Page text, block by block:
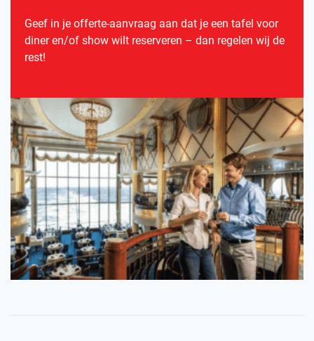
Geef in je offerte-aanvraag aan dat je een tafel voor
diner en/of show wilt reserveren – dan regelen wij de
rest!